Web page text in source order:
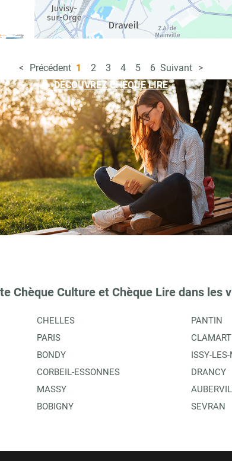
Précédent 1 2 3 4 5 6 Suivant
DÉCOUVREZ CHÈQUE LIRE
Chèque Culture et Chèque Lire dans les
CHELLES
PARIS
BONDY
CORBEIL-ESSONNES
MASSY
BOBIGNY
PANTIN
CLAMART
ISSY-
DRANCY
SEVRAN